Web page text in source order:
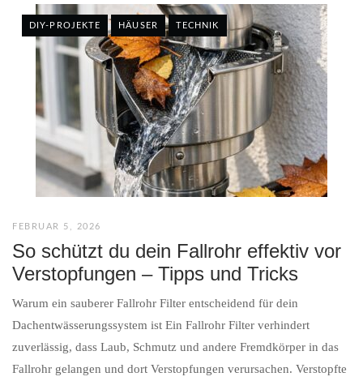
DIY-PROJEKTE HÄUSER TECHNIK
FEBRUAR 5, 2026
So schützt du dein Fallrohr effektiv vor
Verstopfungen – Tipps und Tricks
Warum ein sauberer Fallrohr Filter entscheidend für dein
Dachentwässerungssystem ist Ein Fallrohr Filter verhindert
zuverlässig, dass Laub, Schmutz und andere Fremdkörper in das
Fallrohr gelangen und dort Verstopfungen verursachen. Verstopfte